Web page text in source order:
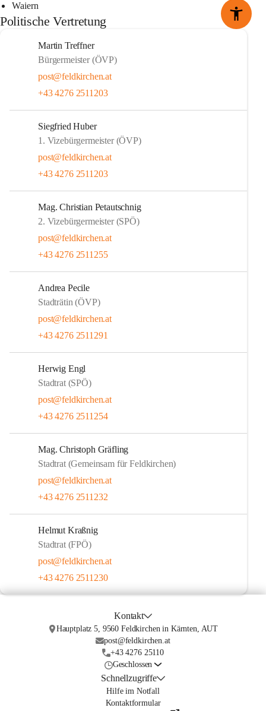
Waiern
Politische Vertretung
Martin Treffner
Bürgermeister (ÖVP)
post@feldkirchen.at
+43 4276 2511203
Siegfried Huber
1. Vizebürgermeister (ÖVP)
post@feldkirchen.at
+43 4276 2511203
Mag. Christian Petautschnig
2. Vizebürgermeister (SPÖ)
post@feldkirchen.at
+43 4276 2511255
Andrea Pecile
Stadträtin (ÖVP)
post@feldkirchen.at
+43 4276 2511291
Herwig Engl
Stadtrat (SPÖ)
post@feldkirchen.at
+43 4276 2511254
Mag. Christoph Gräfling
Stadtrat (Gemeinsam für Feldkirchen)
post@feldkirchen.at
+43 4276 2511232
Helmut Kraßnig
Stadtrat (FPÖ)
post@feldkirchen.at
+43 4276 2511230
Kontakt
Hauptplatz 5, 9560 Feldkirchen in Kärnten, AUT
post@feldkirchen.at
+43 4276 25110
Geschlossen
Schnellzugriffe
Hilfe im Notfall
Kontaktformular